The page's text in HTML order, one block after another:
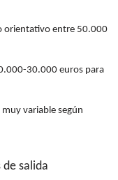
orientativo entre 50.000
30.000 euros para
muy variable según
salida